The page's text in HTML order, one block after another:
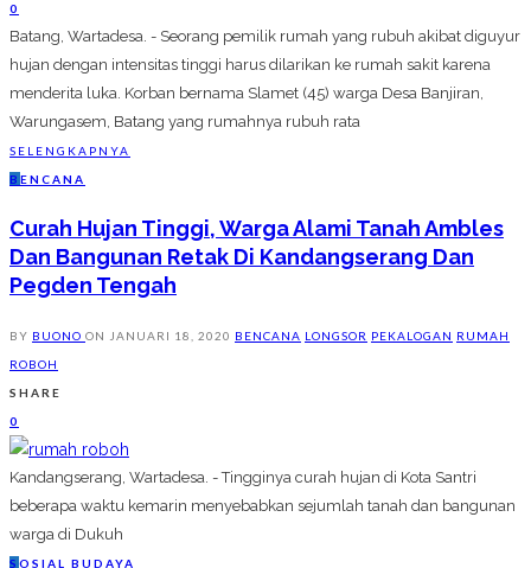
0
Batang, Wartadesa. - Seorang pemilik rumah yang rubuh akibat diguyur
hujan dengan intensitas tinggi harus dilarikan ke rumah sakit karena
menderita luka. Korban bernama Slamet (45) warga Desa Banjiran,
Warungasem, Batang yang rumahnya rubuh rata
SELENGKAPNYA
B ENCANA
Curah Hujan Tinggi, Warga Alami Tanah Ambles
Dan Bangunan Retak Di Kandangserang Dan
Pegden Tengah
BY BUONO ON JANUARI 18, 2020 BENCANA LONGSOR PEKALOGAN RUMAH
ROBOH
SHARE
0
Kandangserang, Wartadesa. - Tingginya curah hujan di Kota Santri
beberapa waktu kemarin menyebabkan sejumlah tanah dan bangunan
warga di Dukuh
S OSIAL BUDAYA